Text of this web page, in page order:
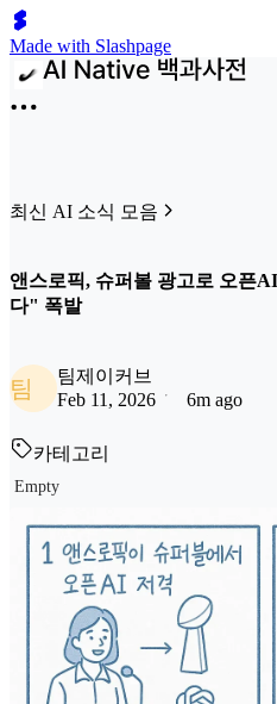
Made with Slashpage
최신 AI 소식 모음
앤스로픽, 슈퍼볼 광고로 오픈
다" 폭발
팀
팀제이커브
Feb 11, 2026
6m ago
카테고리
Empty